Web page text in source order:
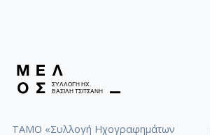
ΤΑΜΟ «Συλλογή Ηχογραφημάτων